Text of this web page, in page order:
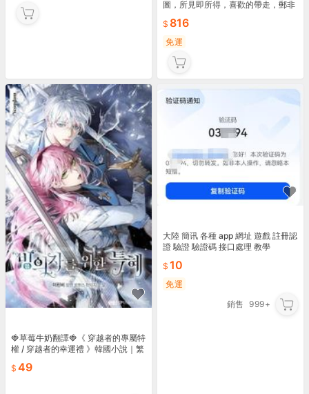
圖，所見即所得，喜歡的帶走，郵非
816
免運
🍓草莓牛奶翻譯🍓《 穿越者的專屬特
權 / 穿越者的幸運禮 》韓國小說｜繁
49
大陸 簡讯 各種 app 網址 遊戲 註冊認
證 驗證 驗證碼 接口處理 教學
10
免運
銷售
999+